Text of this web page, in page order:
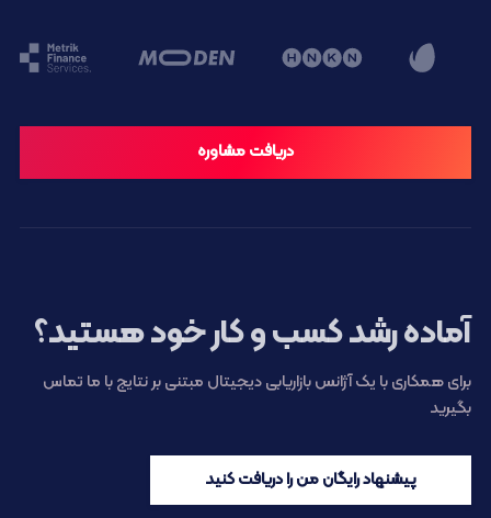
دریافت مشاوره
آماده رشد کسب و کار خود هستید؟
برای همکاری با یک آژانس بازاریابی دیجیتال مبتنی بر نتایج با ما تماس
بگیرید
پیشنهاد رایگان من را دریافت کنید